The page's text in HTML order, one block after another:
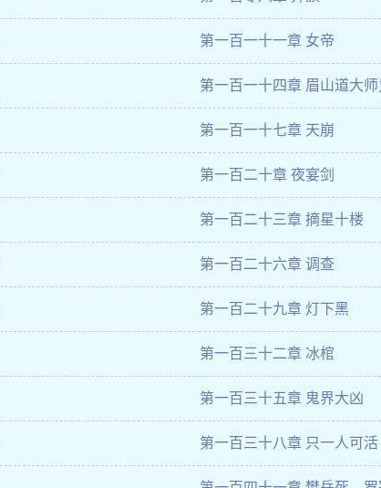
第一百一十一章 女帝
第一百一十四章 眉山道大师
第一百一十七章 天崩
第一百二十章 夜宴剑
第一百二十三章 摘星十楼
第一百二十六章 调查
第一百二十九章 灯下黑
第一百三十二章 冰棺
第一百三十五章 鬼界大凶
第一百三十八章 只一人可活